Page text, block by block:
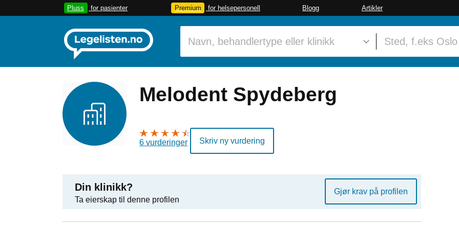
Pluss for pasienter Premium for helsepersonell Blogg Artikler
Melodent Spydeberg
6 vurderinger Skriv ny vurdering
Din klinikk?
Ta eierskap til denne profilen
Gjør krav på profilen